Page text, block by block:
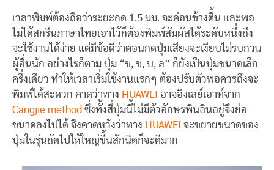
เวลาพิมพ์ต้องถือว่าระยะกด 1.5 มม. จะค่อนข้างตื้น และพอ
ไม่ได้สกรีนภาษาไทยเอาไว้ก็ต้องพิมพ์สัมผัสได้ระดับหนึ่งถึง
จะใช้งานได้ง่าย แต่มีข้อดีว่าตอนกดปุ่มเสียงจะเงียบไม่รบกวน
ผู้อื่นนัก อย่างไรก็ตาม ปุ่ม “ข, ช, บ, ล” ก็ยังเป็นปุ่มขนาดเล็ก
ครึ่งเดียว ทำให้เวลาเริ่มใช้งานแรกๆ ต้องปรับตัวพอควรถึงจะ
พิมพ์ได้สะดวก คาดว่าทาง HUAWEI อาจอิงเลย์เอาท์จาก
Cangjie method ซึ่งทั้งสี่ปุ่มนี้ไม่มีตัวอักษรพินอินอยู่จึงย่อ
ขนาดลงไปได้ จึงคาดหวังว่าทาง HUAWEI จะขยายขนาดของ
ปุ่มในรุ่นถัดไปให้ใหญ่ขึ้นสักนิดก็จะดีมาก